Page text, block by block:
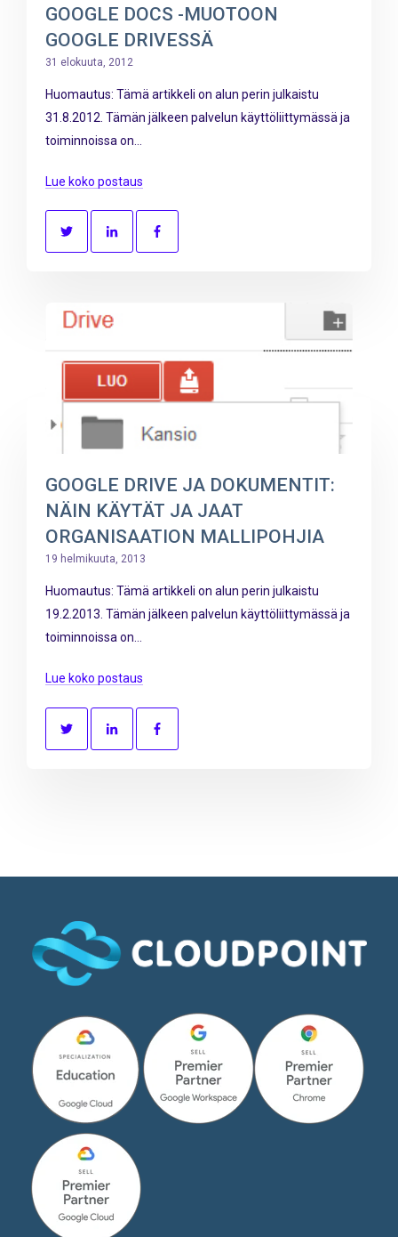
GOOGLE DOCS -MUOTOON
GOOGLE DRIVESSÄ
31 elokuuta, 2012
Huomautus: Tämä artikkeli on alun perin julkaistu
31.8.2012. Tämän jälkeen palvelun käyttöliittymässä ja
toiminnoissa on...
Lue koko postaus
GOOGLE DRIVE JA DOKUMENTIT:
NÄIN KÄYTÄT JA JAAT
ORGANISAATION MALLIPOHJIA
19 helmikuuta, 2013
Huomautus: Tämä artikkeli on alun perin julkaistu
19.2.2013. Tämän jälkeen palvelun käyttöliittymässä ja
toiminnoissa on...
Lue koko postaus